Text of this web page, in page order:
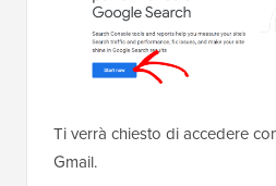
Ti verrà chiesto di accedere
Gmail.